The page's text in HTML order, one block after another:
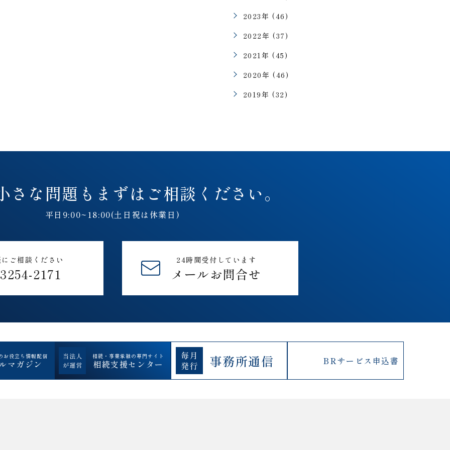
2023年 (46)
2022年 (37)
2021年 (45)
2020年 (46)
2019年 (32)
さな問題も まずはご相談ください。
平日9:00~18:00(土日祝は休業日)
ご相談ください
2171
24時間受付しています
メールお問合せ
お役立ち情報配信
マガジン
相続・事業承継の専門サイト
相続支援センター 事務所通信 BRサービス 申込書